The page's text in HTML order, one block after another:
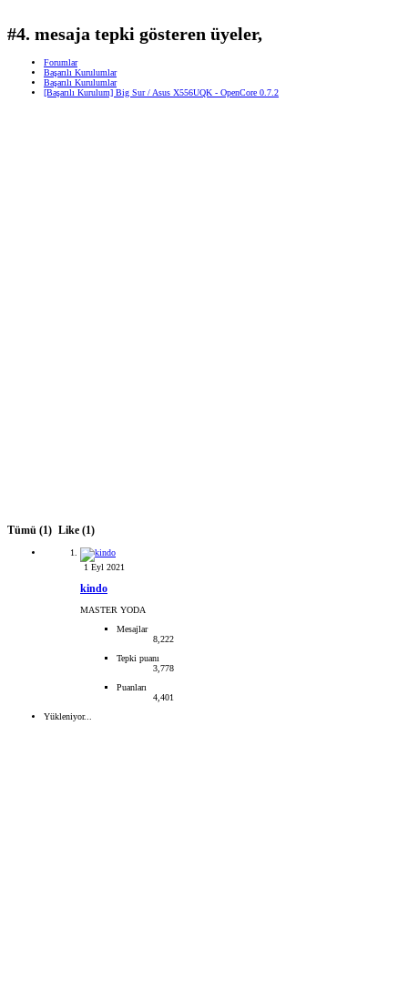
#4. mesaja tepki gösteren üyeler,
Forumlar
Başarılı Kurulumlar
Başarılı Kurulumlar
[Başarılı Kurulum] Big Sur / Asus X556UQK - OpenCore 0.7.2
Tümü (1) Like (1)
1 Eyl 2021
kindo
MASTER YODA
Mesajlar
8,222
Tepki puanı
3,778
Puanları
4,401
Yükleniyor...